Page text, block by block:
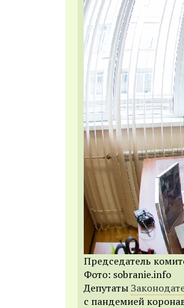
Председатель
Фото: sobranie.info
Депутаты
с пандемией